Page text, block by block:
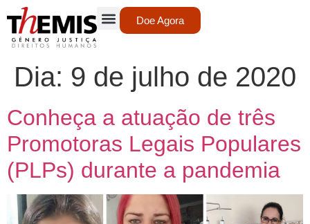
Doe Agora
Dia: 9 de julho de 2020
Conheça a atuação de três
Promotoras Legais Populares
(PLPs) durante a pandemia